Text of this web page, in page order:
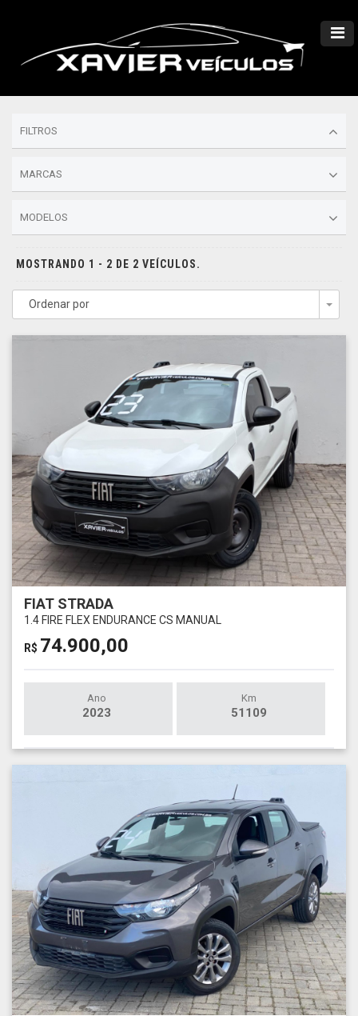
FILTROS
MARCAS
MODELOS
MOSTRANDO 1 - 2 DE 2 VEÍCULOS.
Ordenar por
FIAT STRADA
1.4 FIRE FLEX ENDURANCE CS MANUAL
R$ 74.900,00
Ano
2023
Km
51109